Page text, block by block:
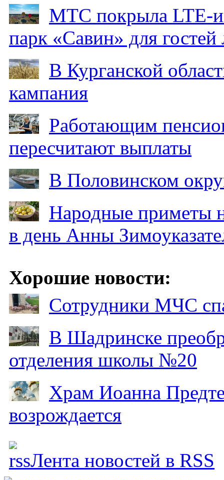
МТС покрыла LTE-
парк «Савин» для гостей
В Курганской
кампания
Работающим
пересчитают выплаты
В Половинском
Народные приметы
в день Анны
Хорошие новости:
Сотрудники МЧС
В Шадринске
отделения школы №20
Храм Иоанна
возрождается
Лента новостей в RSS